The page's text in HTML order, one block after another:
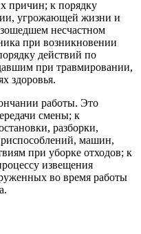
причин; к порядку
угрожающей жизни и
несчастном
при возникновении
действий по
при травмировании,
здоровья.
работы. Это
смены; к
разборки,
машин,
при уборке отходов; к
извещения
во время работы